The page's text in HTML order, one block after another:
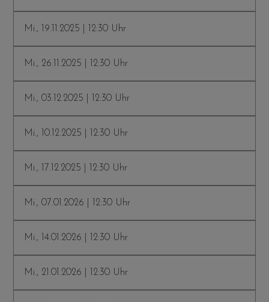
Mi., 19.11.2025 | 12:30 Uhr
Mi., 26.11.2025 | 12:30 Uhr
Mi., 03.12.2025 | 12:30 Uhr
Mi., 10.12.2025 | 12:30 Uhr
Mi., 17.12.2025 | 12:30 Uhr
Mi., 07.01.2026 | 12:30 Uhr
Mi., 14.01.2026 | 12:30 Uhr
Mi., 21.01.2026 | 12:30 Uhr